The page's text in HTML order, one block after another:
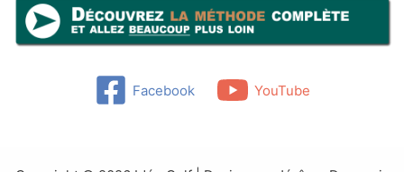
Facebook YouTube